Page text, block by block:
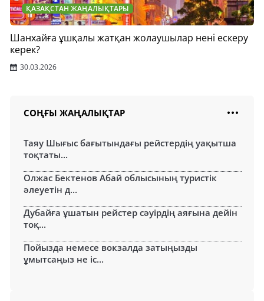
ҚАЗАҚСТАН ЖАҢАЛЫҚТАРЫ
Шанхайға ұшқалы жатқан жолаушылар нені ескеру
керек?
30.03.2026
СОҢҒЫ ЖАҢАЛЫҚТАР
Таяу Шығыс бағытындағы рейстердің уақытша
тоқтаты...
Олжас Бектенов Абай облысының туристік
әлеуетін д...
Дубайға ұшатын рейстер сәуірдің аяғына дейін
тоқ...
Пойызда немесе вокзалда затыңызды
ұмытсаңыз не іс...